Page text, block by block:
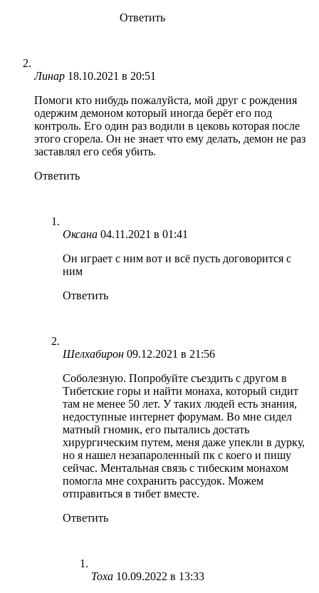
Ответить
Линар 18.10.2021 в 20:51
Помоги кто нибудь пожалуйста, мой друг с рождения
одержим демоном который иногда берёт его под
контроль. Его один раз водили в цековь которая после
этого сгорела. Он не знает что ему делать, демон не раз
заставлял его себя убить.
Ответить
Оксана 04.11.2021 в 01:41
Он играет с ним вот и всё пусть договорится с
ним
Ответить
Шелхабирон 09.12.2021 в 21:56
Соболезную. Попробуйте съездить с другом в
Тибетские горы и найти монаха, который сидит
там не менее 50 лет. У таких людей есть знания,
недоступные интернет форумам. Во мне сидел
матный гномик, его пытались достать
хирургическим путем, меня даже упекли в дурку,
но я нашел незапароленный пк с коего и пишу
сейчас. Ментальная связь с тибеским монахом
помогла мне сохранить рассудок. Можем
отправиться в тибет вместе.
Ответить
Тоха 10.09.2022 в 13:33